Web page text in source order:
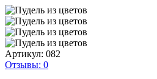
Артикул: 082
Отзывы: 0